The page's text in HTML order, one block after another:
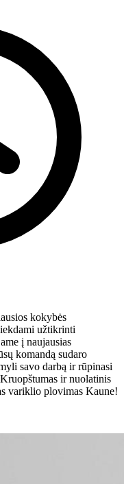
kokybės
užtikrinti
į naujausias
komandą sudaro
savo darbą ir rūpinasi
ir nuolatinis
variklio plovimas Kaune!